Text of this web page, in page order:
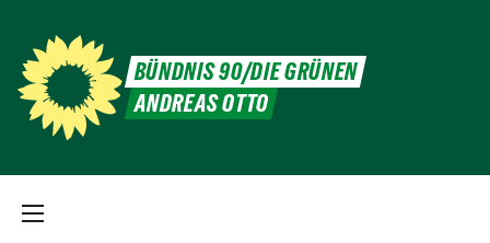
BÜNDNIS 90/DIE GRÜNEN
ANDREAS OTTO